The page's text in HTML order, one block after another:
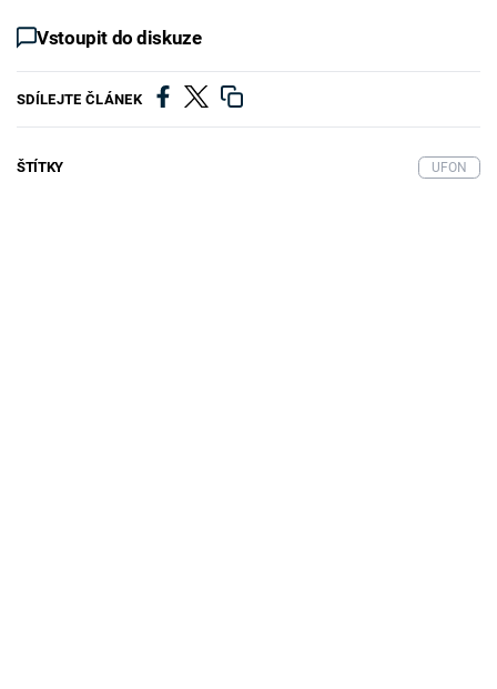
Vstoupit do diskuze
SDÍLEJTE ČLÁNEK
ŠTÍTKY UFON